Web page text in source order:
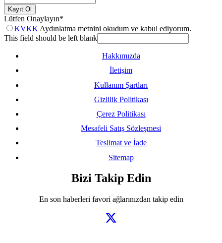
Kayıt Ol
Lütfen Onaylayın*
KVKK Aydınlatma metnini okudum ve kabul ediyorum.
This field should be left blank
Hakkımızda
İletişim
Kullanım Şartları
Gizlilik Politikası
Çerez Politikası
Mesafeli Satış Sözleşmesi
Teslimat ve İade
Sitemap
Bizi Takip Edin
En son haberleri favori ağlarınızdan takip edin